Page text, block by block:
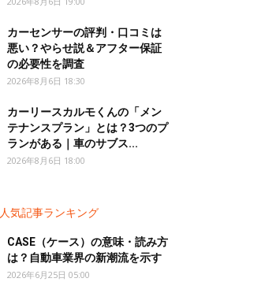
カーセンサーの評判・口コミは
悪い？やらせ説＆アフター保証
の必要性を調査
2026年8月6日 18:30
カーリースカルモくんの「メン
テナンスプラン」とは？3つのプ
ランがある｜車のサブス...
2026年8月6日 18:00
人気記事ランキング
CASE（ケース）の意味・読み方
は？自動車業界の新潮流を示す
2026年6月25日 05:00